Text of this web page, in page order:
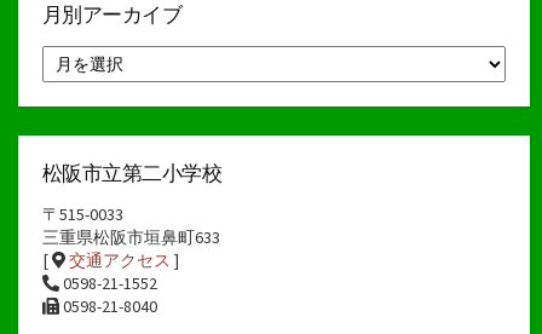
月別アーカイブ
別
ア
イ
松阪市立第二小学校
〒515-0033
三重県松阪市垣鼻町633
[
交通アクセス ]
0598-21-1552
0598-21-8040